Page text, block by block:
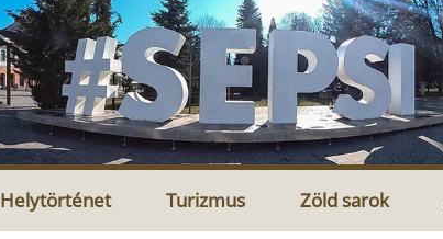
Helytörténet Turizmus Zöld sarok